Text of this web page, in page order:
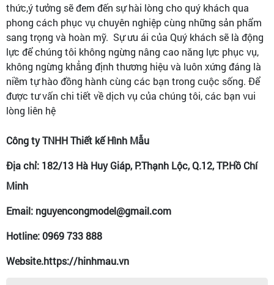
thức,ý tưởng sẽ đem đến sự hài lòng cho quý khách qua
phong cách phục vụ chuyên nghiệp cùng những sản phẩm
sang trọng và hoàn mỹ. Sự ưu ái của Quý khách sẽ là động
lực để chúng tôi không ngừng nâng cao năng lực phục vụ,
không ngừng khẳng định thương hiệu và luôn xứng đáng là
niềm tự hào đồng hành cùng các bạn trong cuộc sống. Để
được tư vấn chi tiết về dịch vụ của chúng tôi, các bạn vui
lòng liên hệ
Công ty TNHH Thiết kế Hình Mẫu
Địa chỉ: 182/13 Hà Huy Giáp, P.Thạnh Lộc, Q.12, TP.Hồ Chí
Minh
Email: nguyencongmodel@gmail.com
Hotline: 0969 733 888
Website.https://hinhmau.vn